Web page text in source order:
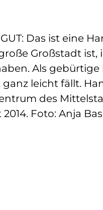
Das ist eine
Großstadt
Als
leicht fällt.
des
Foto: Anja